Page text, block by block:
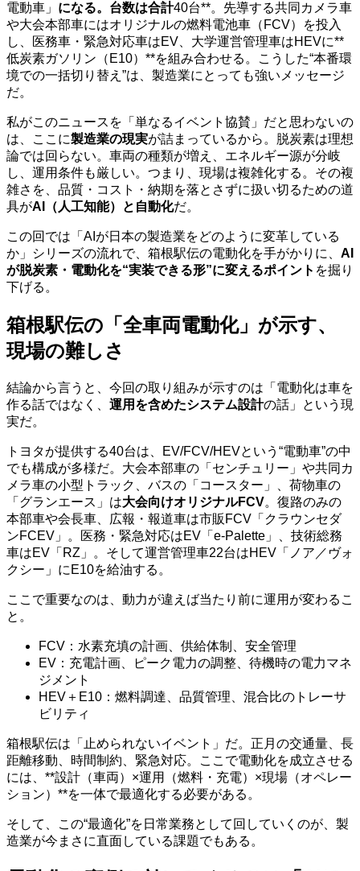
電動車」 になる。台数は合計40台**。先導する共同カメラ車
や大会本部車にはオリジナルの燃料電池車（FCV）を投入
し、医務車・緊急対応車はEV、大学運営管理車はHEVに**
低炭素ガソリン（E10）**を組み合わせる。こうした“本番環
境での一括切り替え”は、製造業にとっても強いメッセージ
だ。
私がこのニュースを「単なるイベント協賛」だと思わないの
は、ここに製造業の現実が詰まっているから。脱炭素は理想
論では回らない。車両の種類が増え、エネルギー源が分岐
し、運用条件も厳しい。つまり、現場は複雑化する。その複
雑さを、品質・コスト・納期を落とさずに扱い切るための道
具がAI（人工知能）と自動化だ。
この回では「AIが日本の製造業をどのように変革している
か」シリーズの流れで、箱根駅伝の電動化を手がかりに、 AI
が脱炭素・電動化を“実装できる形”に変えるポイント を掘り
下げる。
箱根駅伝の「全車両電動化」が示す、
現場の難しさ
結論から言うと、今回の取り組みが示すのは「電動化は車を
作る話ではなく、 運用を含めたシステム設計の話」という現
実だ。
トヨタが提供する40台は、EV/FCV/HEVという“電動車”の中
でも構成が多様だ。大会本部車の「センチュリー」や共同カ
メラ車の小型トラック、バスの「コースター」、荷物車の
「グランエース」は大会向けオリジナルFCV。復路のみの
本部車や会長車、広報・報道車は市販FCV「クラウンセダ
ンFCEV」。医務・緊急対応はEV「e-Palette」、技術総務
車はEV「RZ」。そして運営管理車22台はHEV「ノア／ヴォ
クシー」にE10を給油する。
ここで重要なのは、動力が違えば当たり前に運用が変わるこ
と。
FCV：水素充填の計画、供給体制、安全管理
EV：充電計画、ピーク電力の調整、待機時の電力マネ
ジメント
HEV＋E10：燃料調達、品質管理、混合比のトレーサ
ビリティ
箱根駅伝は「止められないイベント」だ。正月の交通量、長
距離移動、時間制約、緊急対応。ここで電動化を成立させる
には、**設計（車両）×運用（燃料・充電）×現場（オペレー
ション）**を一体で最適化する必要がある。
そして、この“最適化”を日常業務として回していくのが、製
造業が今まさに直面している課題でもある。